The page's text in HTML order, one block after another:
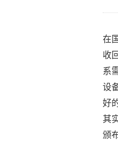
在
收
系
设
好
其
颁